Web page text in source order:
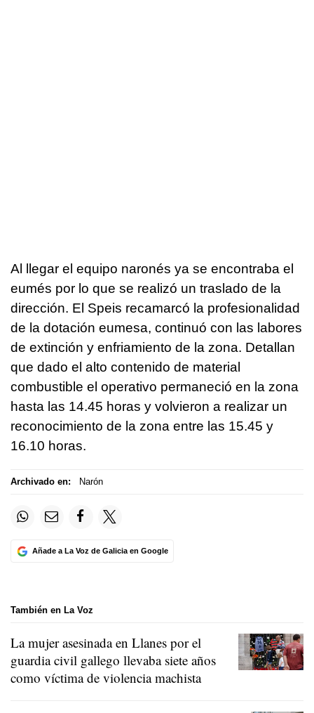
Al llegar el equipo naronés ya se encontraba el
eumés por lo que se realizó un traslado de la
dirección. El Speis recamarcó la profesionalidad
de la dotación eumesa, continuó con las labores
de extinción y enfriamiento de la zona. Detallan
que dado el alto contenido de material
combustible el operativo permaneció en la zona
hasta las 14.45 horas y volvieron a realizar un
reconocimiento de la zona entre las 15.45 y
16.10 horas.
Archivado en: Narón
Añade a La Voz de Galicia en Google
También en La Voz
La mujer asesinada en Llanes por el
guardia civil gallego llevaba siete años
como víctima de violencia machista